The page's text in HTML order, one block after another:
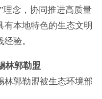
理念，协同推进高质量
本地特色的生态文明
验。
林郭勒盟
郭勒盟被生态环境部